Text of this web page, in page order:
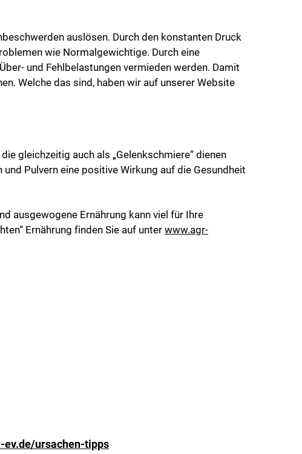
auslösen. Durch den konstanten Druck
wie Normalgewichtige. Durch eine
und Fehlbelastungen vermieden werden. Damit
Welche das sind, haben wir auf unserer Website
gleichzeitig auch als „Gelenkschmiere“ dienen
Pulvern eine positive Wirkung auf die Gesundheit
ausgewogene Ernährung kann viel für Ihre
Ernährung finden Sie auf unter www.agr-
ev.de/ursachen-tipps